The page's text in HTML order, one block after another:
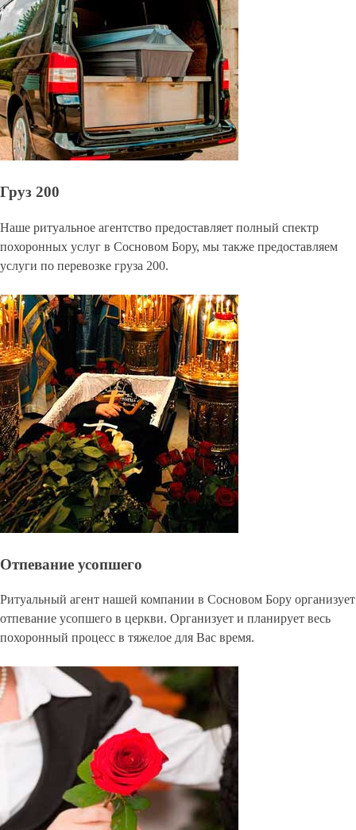
Груз 200
Наше ритуальное агентство предоставляет полный спектр
похоронных услуг в Сосновом Бору, мы также предоставляем
услуги по перевозке груза 200.
Отпевание усопшего
Ритуальный агент нашей компании в Сосновом Бору организует
отпевание усопшего в церкви. Организует и планирует весь
похоронный процесс в тяжелое для Вас время.